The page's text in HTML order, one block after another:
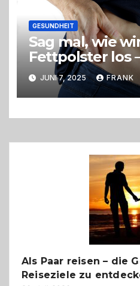
GESUNDHEIT
Sag mal, wie
Fettpolster los
OP?
JUNI 7, 2025 FRANK
Als Paar reisen – die
Reiseziele zu